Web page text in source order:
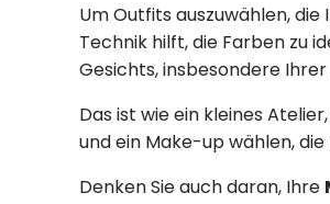
Um Outfits auszuwählen,
Technik hilft, die Farben zu
Gesichts, insbesondere
Das ist wie ein kleines
und ein Make-up wählen,
Denken Sie auch daran, Ihre